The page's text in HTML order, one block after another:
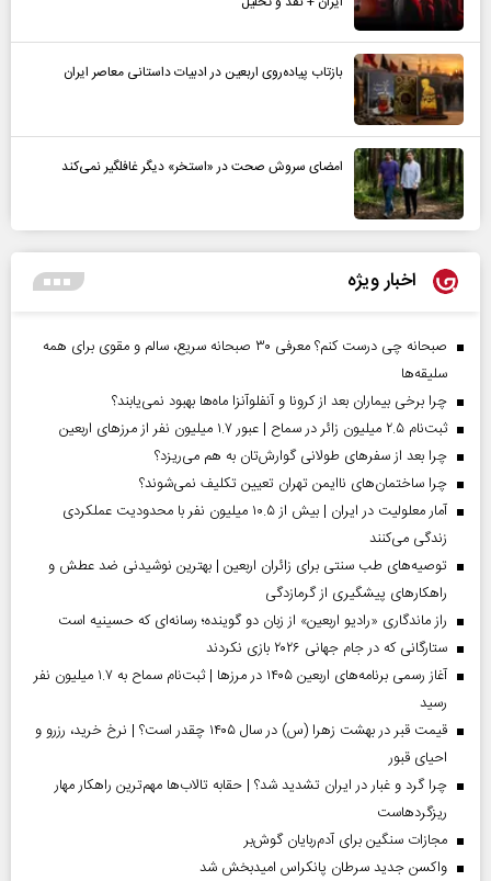
بازتاب پیاده‌روی اربعین در ادبیات داستانی معاصر ایران
امضای سروش صحت در «استخر» دیگر غافلگیر نمی‌کند
اخبار ویژه
صبحانه چی درست کنم؟ معرفی ۳۰ صبحانه سریع، سالم و مقوی برای همه
سلیقه‌ها
چرا برخی بیماران بعد از کرونا و آنفلوآنزا ماه‌ها بهبود نمی‌یابند؟
ثبت‌نام ۲.۵ میلیون زائر در سماح | عبور ۱.۷ میلیون نفر از مرز‌های اربعین
چرا بعد از سفرهای طولانی گوارش‌تان به هم می‌ریزد؟
چرا ساختمان‌های ناایمن تهران تعیین تکلیف نمی‌شوند؟
آمار معلولیت در ایران | بیش از ۱۰.۵ میلیون نفر با محدودیت عملکردی
زندگی می‌کنند
توصیه‌های طب سنتی برای زائران اربعین | بهترین نوشیدنی ضد عطش و
راهکارهای پیشگیری از گرمازدگی
راز ماندگاری «رادیو اربعین» از زبان دو گوینده؛ رسانه‌ای که حسینیه است
ستارگانی که در جام جهانی ۲۰۲۶ بازی نکردند
آغاز رسمی برنامه‌های اربعین ۱۴۰۵ در مرز‌ها | ثبت‌نام سماح به ۱.۷ میلیون نفر
رسید
قیمت قبر در بهشت زهرا (س) در سال ۱۴۰۵ چقدر است؟ | نرخ خرید، رزرو و
احیای قبور
چرا گرد و غبار در ایران تشدید شد؟ | حقابه تالاب‌ها مهم‌ترین راهکار مهار
ریزگردهاست
مجازات سنگین برای آدم‌ربایان گوش‌بر
واکسن جدید سرطان پانکراس امیدبخش شد